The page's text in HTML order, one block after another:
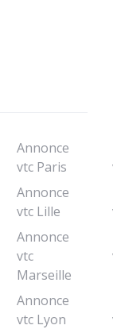
Annonce
vtc Paris
Annonce
vtc Lille
Annonce
vtc
Marseille
Annonce
vtc Lyon